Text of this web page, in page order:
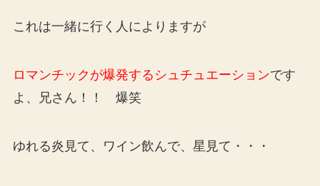
これは一緒に行く人によりますが
ロマンチックが爆発するシュチュエーションです
よ、兄さん！！ 爆笑
ゆれる炎見て、ワイン飲んで、星見て・・・